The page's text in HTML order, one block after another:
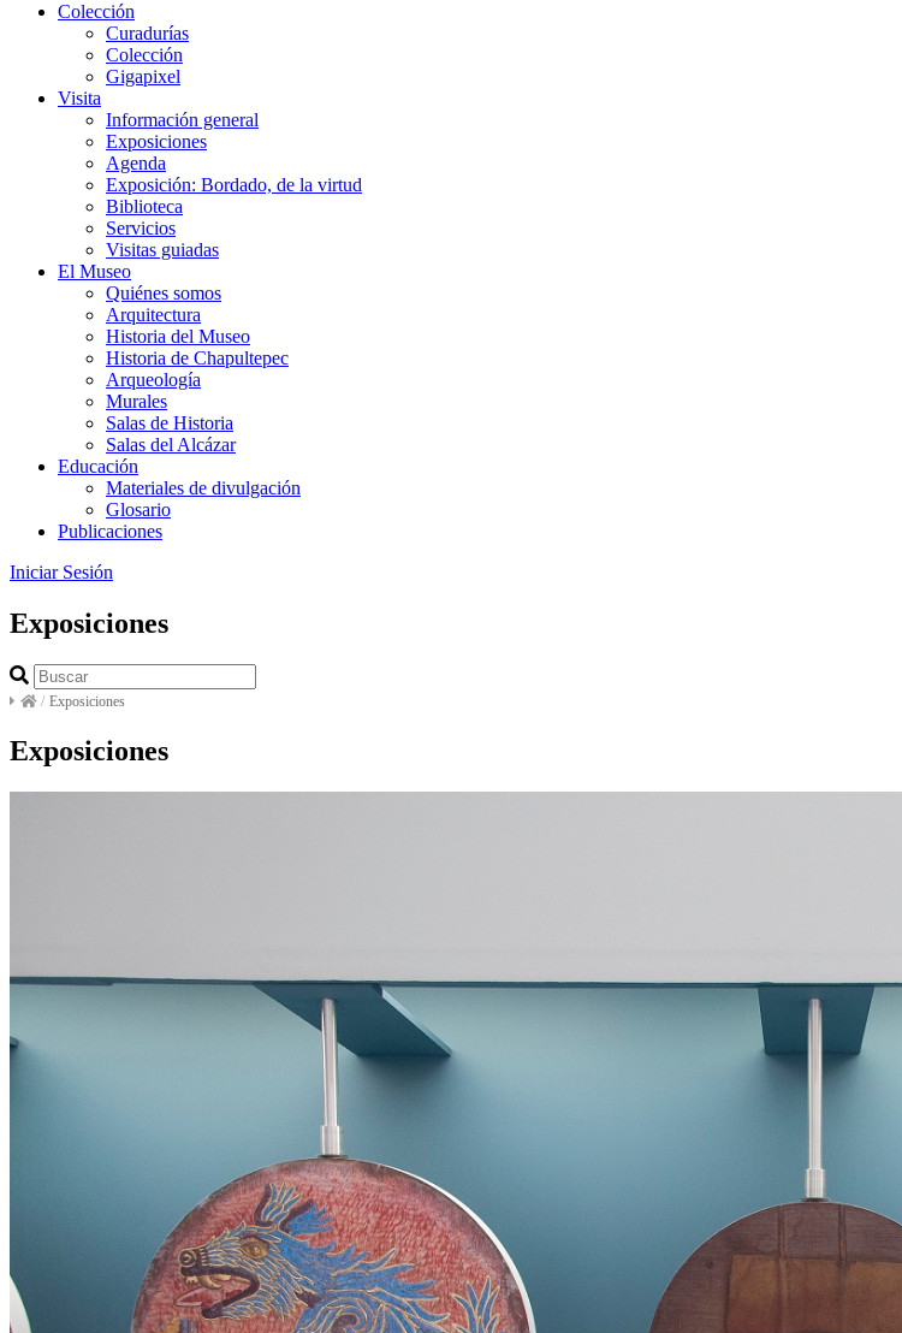
Colección
Curadurías
Colección
Gigapixel
Visita
Información general
Exposiciones
Agenda
Exposición: Bordado, de la virtud
Biblioteca
Servicios
Visitas guiadas
El Museo
Quiénes somos
Arquitectura
Historia del Museo
Historia de Chapultepec
Arqueología
Murales
Salas de Historia
Salas del Alcázar
Educación
Materiales de divulgación
Glosario
Publicaciones
Iniciar Sesión
Exposiciones
/ Exposiciones
Exposiciones